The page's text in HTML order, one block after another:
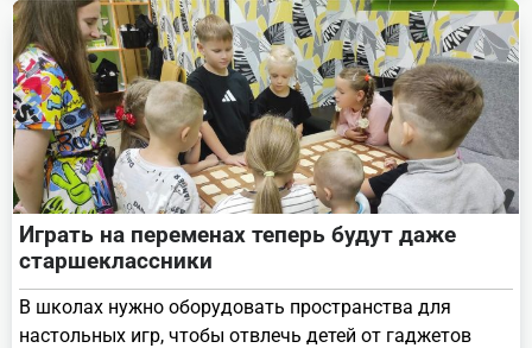
Играть на переменах теперь будут даже
старшеклассники
В школах нужно оборудовать пространства для
настольных игр, чтобы отвлечь детей от гаджетов